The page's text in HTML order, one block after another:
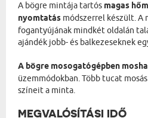
A bögre mintája tartós magas
nyomtatás módszerrel készült. A
fogantyújának mindkét oldalán
ajándék jobb- és balkezeseknek
A bögre mosogatógépben
üzemmódokban. Több tucat
színeit a minta.
MEGVALÓSÍTÁSI IDŐ